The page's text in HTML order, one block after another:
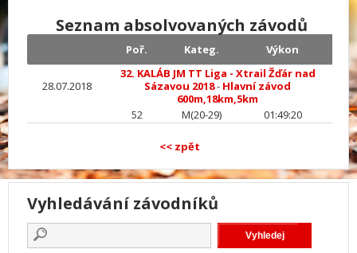
Seznam absolvovaných závodů
Poř. Kateg. Výkon
28.07.2018
32. KALÁB JM TT Liga - Xtrail Žďár nad
Sázavou 2018- Hlavní závod
600m,18km,5km
52
M(20-29) 01:49:20
<< zpět
Vyhledávání závodníků